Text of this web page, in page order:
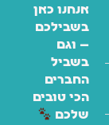
אנחנו כאן
בשבילכם
— וגם
בשביל
החברים
הכי טובים
שלכם